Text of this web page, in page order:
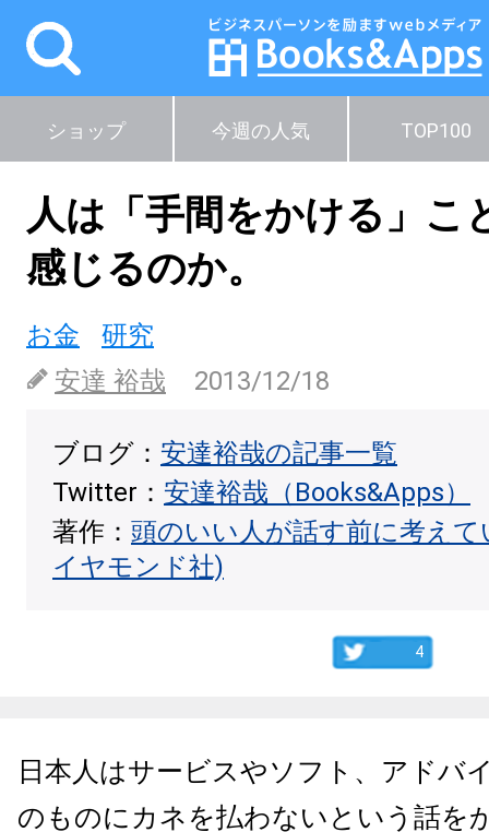
ショップ 今週の人気 TOP100
人は「手間をかける」こ
感じるのか。
お金
研究
安達 裕哉
2013/12/18
ブログ： 安達裕哉の記事一覧
Twitter： 安達裕哉（Books&Apps）
著作： 頭のいい人が話す前に考え
イヤモンド社)
4
日本人はサービスやソフト、アドバ
のものにカネを払わないという話を